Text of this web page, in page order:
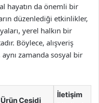
hayatın da önemli bir
düzenlediği etkinlikler,
yerel halkın bir
Böylece, alışveriş
zamanda sosyal bir
Ürün Çeşidi
İletişim